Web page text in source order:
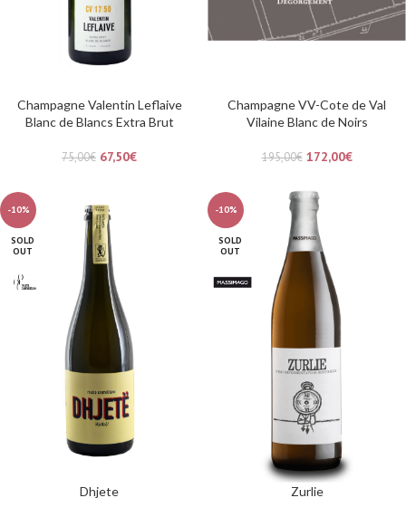
Champagne Valentin Leflaive
Blanc de Blancs Extra Brut
75,00€ 67,50€
Champagne VV-Cote de Val
Vilaine Blanc de Noirs
195,00€ 172,00€
-10%
SOLD
OUT
Dhjete
-10%
SOLD
OUT
Zurlie